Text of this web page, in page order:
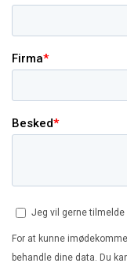
også
oplysninger,
Absolut